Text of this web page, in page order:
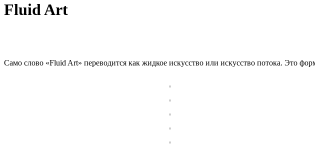
Fluid Art
Само слово «Fluid Art» переводится как жидкое искусство или искусство потока. Это